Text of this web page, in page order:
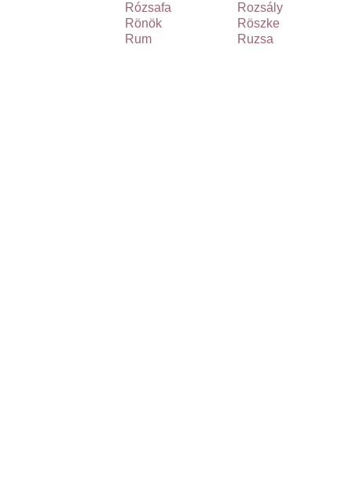
Rózsafa
Rozsály
Rönök
Röszke
Rum
Ruzsa